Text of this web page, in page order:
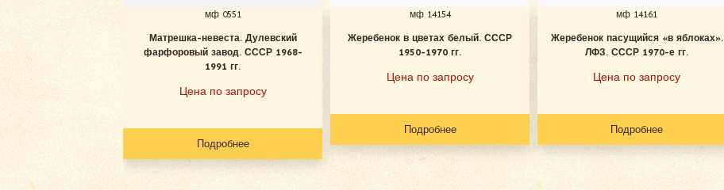
мф 0551
Матрешка-невеста. Дулевский
фарфоровый завод. СССР 1968-
1991 гг.
Цена по запросу
Подробнее
мф 14154
Жеребенок в цветах белый. СССР
1950-1970 гг.
Цена по запросу
Подробнее
мф 14161
Жеребенок пасущийся «в яблоках».
ЛФЗ. СССР 1970-е гг.
Цена по запросу
Подробнее